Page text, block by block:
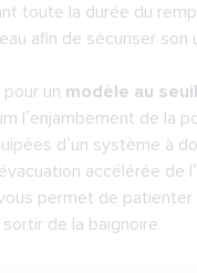
toute la durée du
afin de sécuriser son
un modèle au
l’enjambement de la
d’un système à
accélérée de
permet de
de la baignoire.